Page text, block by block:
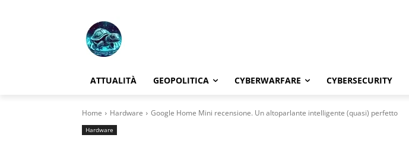
ATTUALITÀ GEOPOLITICA CYBERWARFARE CYBERSECURITY
Home Hardware Google Home Mini recensione. Un altoparlante intelligente (quasi) perfetto
Hardware